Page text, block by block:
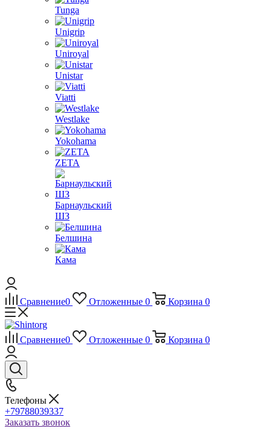
Tunga
Unigrip
Uniroyal
Unistar
Viatti
Westlake
Yokohama
ZETA
Барнаульский
ШЗ
Белшина
Кама
Сравнение0 Отложенные 0 Корзина 0
Сравнение0 Отложенные 0 Корзина 0
Телефоны
+79788039337
Заказать звонок